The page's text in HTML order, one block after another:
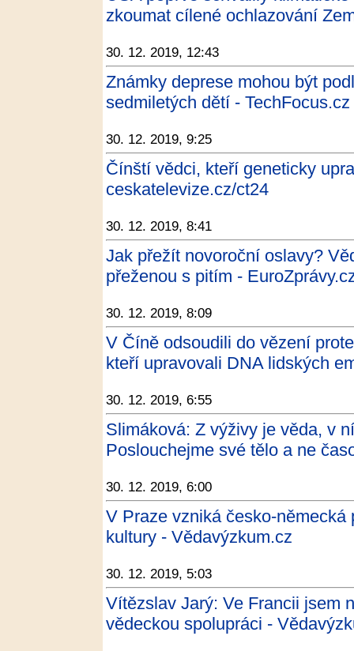
zkoumat cílené ochlazování
30. 12. 2019, 12:43
Známky deprese mohou být
sedmiletých dětí - TechFocus.cz
30. 12. 2019, 9:25
Čínští vědci, kteří geneticky
ceskatelevize.cz/ct24
30. 12. 2019, 8:41
Jak přežít novoroční oslavy?
přeženou s pitím -
30. 12. 2019, 8:09
V Číně odsoudili do vězení
kteří upravovali DNA lidských
30. 12. 2019, 6:55
Slimáková: Z výživy je věda, v
Poslouchejme své tělo a ne
30. 12. 2019, 6:00
V Praze vzniká česko-
kultury - Vědavýzkum.cz
30. 12. 2019, 5:03
Vítězslav Jarý: Ve Francii jsem
vědeckou spolupráci -